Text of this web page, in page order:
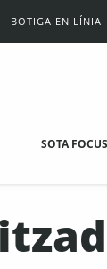
BOTIGA EN LÍNIA
SOTA FOCUS